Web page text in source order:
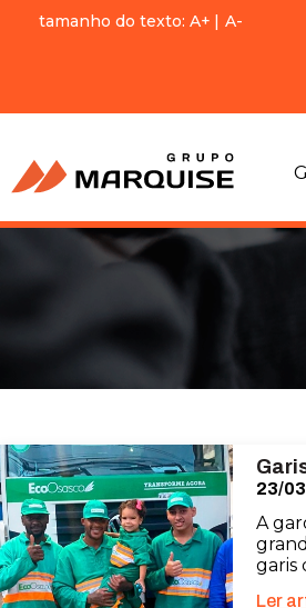
tamanho do texto: A+ | A-
23/03
A
garis
Ler